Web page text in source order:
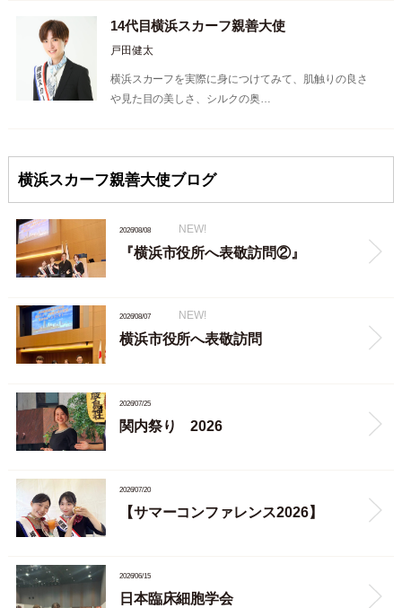
14代目横浜スカーフ親善大使
戸田健太
横浜スカーフを実際に身につけてみて、肌触りの良さ
や見た目の美しさ、シルクの奥…
横浜スカーフ親善大使ブログ
2026/08/08 NEW!
『横浜市役所へ表敬訪問②』
2026/08/07 NEW!
横浜市役所へ表敬訪問
2026/07/25
関内祭り 2026
2026/07/20
【サマーコンファレンス2026】
2026/06/15
日本臨床細胞学会